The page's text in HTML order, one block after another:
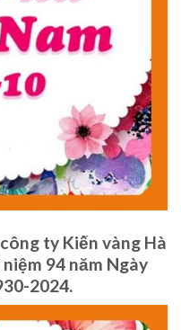
ty Kiến vàng Hà
94 năm Ngày
2024.